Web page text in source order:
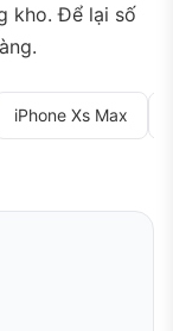
kho. Để lại số
iPhone Xs Max